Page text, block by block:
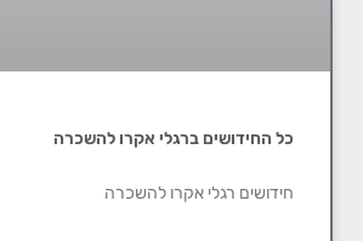
כל החידושים ברגלי אקרו להשכרה
חידושים רגלי אקרו להשכרה